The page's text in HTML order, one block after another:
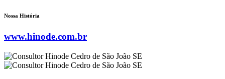
Nossa História
www.hinode.com.br